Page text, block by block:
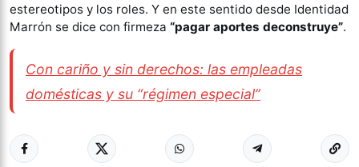
estereotipos y los roles. Y en este sentido desde Identidad
Marrón se dice con firmeza “pagar aportes deconstruye”.
Con cariño y sin derechos: las empleadas
domésticas y su “régimen especial”